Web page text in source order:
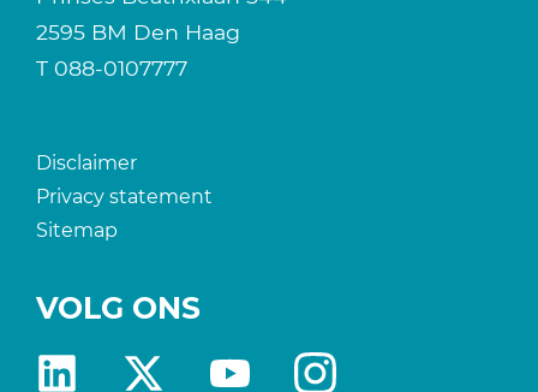
2595 BM Den Haag
T 088-0107777
Disclaimer
Privacy statement
Sitemap
VOLG ONS